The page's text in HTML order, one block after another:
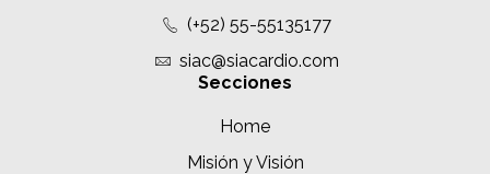
(+52) 55-55135177
siac@siacardio.com
Secciones
Home
Misión y Visión